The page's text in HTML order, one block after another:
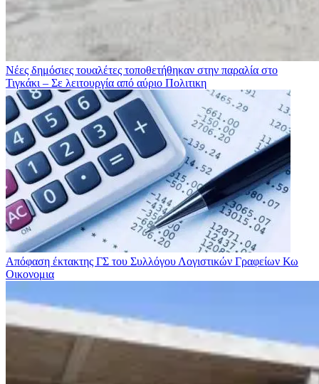
Νέες δημόσιες τουαλέτες τοποθετήθηκαν στην παραλία στο
Τιγκάκι – Σε λειτουργία από αύριο Πολιτικη
Απόφαση έκτακτης ΓΣ του Συλλόγου Λογιστικών Γραφείων Κω
Οικονομια